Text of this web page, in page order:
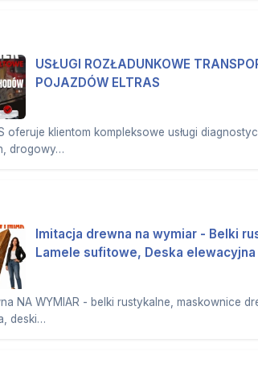
USŁUGI ROZŁADUNKOWE
POJAZDÓW ELTRAS
oferuje klientom kompleksowe usługi
drogowy…
Imitacja drewna na wymiar - Belki
Lamele sufitowe, Deska elewacyjna
NA WYMIAR - belki rustykalne, maskownice
deski…